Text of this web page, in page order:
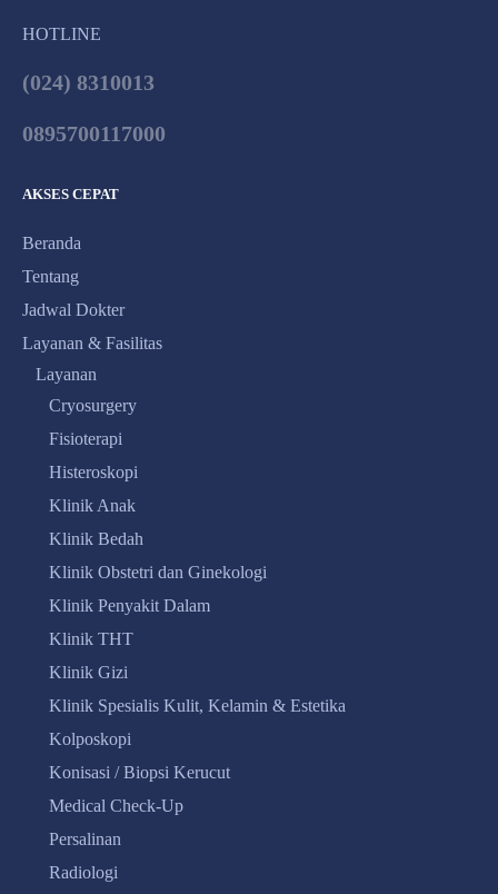
HOTLINE
(024) 8310013
0895700117000
AKSES CEPAT
Beranda
Tentang
Jadwal Dokter
Layanan & Fasilitas
Layanan
Cryosurgery
Fisioterapi
Histeroskopi
Klinik Anak
Klinik Bedah
Klinik Obstetri dan Ginekologi
Klinik Penyakit Dalam
Klinik THT
Klinik Gizi
Klinik Spesialis Kulit, Kelamin & Estetika
Kolposkopi
Konisasi / Biopsi Kerucut
Medical Check-Up
Persalinan
Radiologi